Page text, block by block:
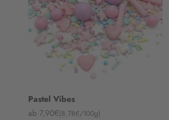
Pastel Vibes
Angebot
ab 7,90€(8,78€/100g)